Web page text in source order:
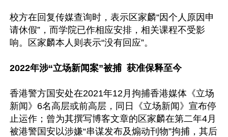
校方在回复传媒查询时，表示区家麟“因个人原因申
请休假”，而学院已作相应安排，相关课程不受影
响。区家麟本人则表示“没有回应”。
2022年涉“立场新闻案”被捕  获准保释至今
香港警方国安处在2021年12月拘捕香港媒体《立场
新闻》6名高层或前高层，同日《立场新闻》宣布停
止运作；曾为其撰写博客文章的区家麟在第二年4月
被港警国安以涉嫌“串谋发布及煽动刊物”拘捕，其后